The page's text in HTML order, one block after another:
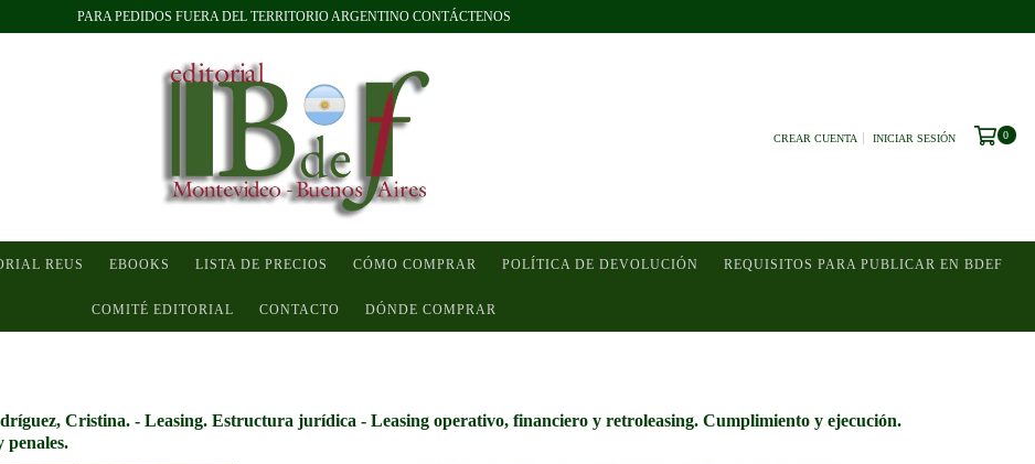
PARA PEDIDOS FUERA DEL TERRITORIO ARGENTINO CONTÁCTENOS
CREAR CUENTA INICIAR SESIÓN 0
REUS EBOOKS LISTA DE PRECIOS CÓMO COMPRAR POLÍTICA DE DEVOLUCIÓN REQUISITOS PARA PUBLICAR EN BDEF
COMITÉ EDITORIAL CONTACTO DÓNDE COMPRAR
Cristina. - Leasing. Estructura jurídica - Leasing operativo, financiero y retroleasing. Cumplimiento y ejecución.
penales.